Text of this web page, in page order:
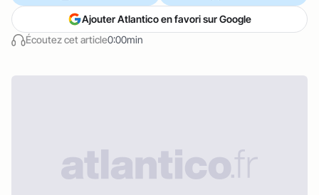
Écoutez cet article0:00min
Ajouter Atlantico en favori sur Google